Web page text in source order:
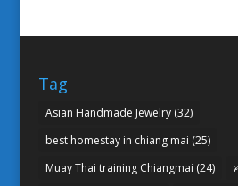
Tag
Asian Handmade Jewelry(32)
best homestay in chiang mai (25)
Muay Thai training Chiangmai (24)